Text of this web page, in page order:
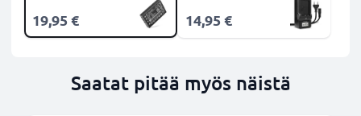
19,95 € 14,95 €
Saatat pitää myös näistä